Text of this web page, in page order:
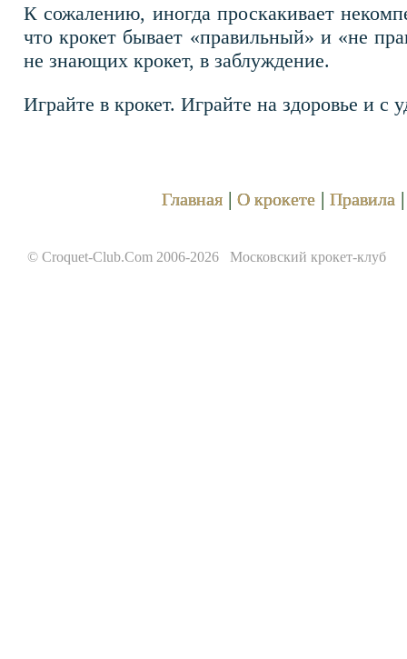
К сожалению, иногда проскакивает
что крокет бывает «правильный» и «не
не знающих крокет, в заблуждение.
Играйте в крокет. Играйте на здоровье и с
Главная | О крокете | Правила
© Croquet-Club.Com 2006-2026 Московский крокет-клуб